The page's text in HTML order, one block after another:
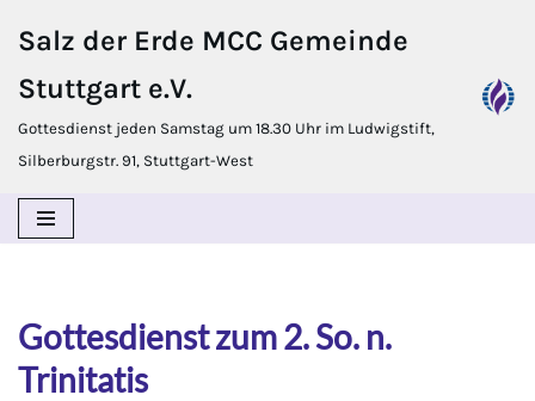
Inhalt
springen
Salz der Erde MCC Gemeinde
Stuttgart e.V.
Gottesdienst jeden Samstag um 18.30 Uhr im Ludwigstift,
Silberburgstr. 91, Stuttgart-West
Gottesdienst zum 2. So. n.
Trinitatis